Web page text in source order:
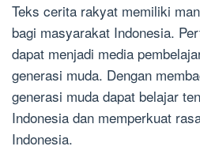
Teks cerita rakyat memiliki
bagi masyarakat Indonesia.
dapat menjadi media
generasi muda. Dengan
generasi muda dapat belajar
Indonesia dan memperkuat
Indonesia.